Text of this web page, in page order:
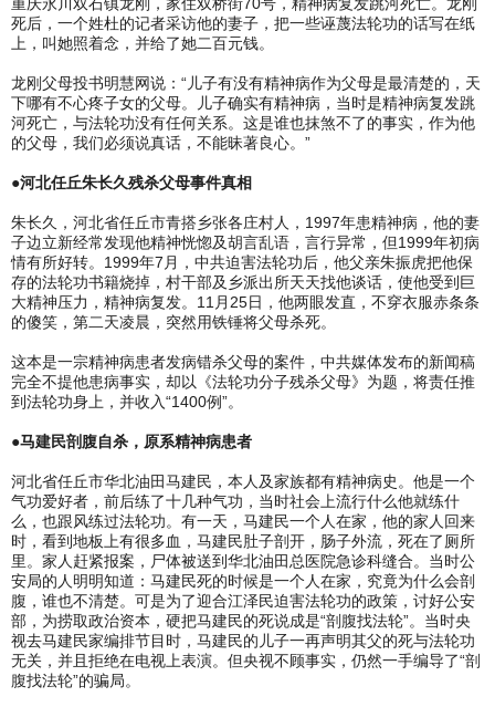
死后，一个姓杜的记者采访他的妻子，把一些诬蔑法轮功的话写在纸
上，叫她照着念，并给了她二百元钱。
龙刚父母投书明慧网说：“儿子有没有精神病作为父母是最清楚的，天
下哪有不心疼子女的父母。儿子确实有精神病，当时是精神病复发跳
河死亡，与法轮功没有任何关系。这是谁也抹煞不了的事实，作为他
的父母，我们必须说真话，不能昧著良心。”
●河北任丘朱长久残杀父母事件真相
朱长久，河北省任丘市青搭乡张各庄村人，1997年患精神病，他的妻
子边立新经常发现他精神恍惚及胡言乱语，言行异常，但1999年初病
情有所好转。1999年7月，中共迫害法轮功后，他父亲朱振虎把他保
存的法轮功书籍烧掉，村干部及乡派出所天天找他谈话，使他受到巨
大精神压力，精神病复发。11月25日，他两眼发直，不穿衣服赤条条
的傻笑，第二天凌晨，突然用铁锤将父母杀死。
这本是一宗精神病患者发病错杀父母的案件，中共媒体发布的新闻稿
完全不提他患病事实，却以《法轮功分子残杀父母》为题，将责任推
到法轮功身上，并收入“1400例”。
●马建民剖腹自杀，原系精神病患者
河北省任丘市华北油田马建民，本人及家族都有精神病史。他是一个
气功爱好者，前后练了十几种气功，当时社会上流行什么他就练什
么，也跟风练过法轮功。有一天，马建民一个人在家，他的家人回来
时，看到地板上有很多血，马建民肚子剖开，肠子外流，死在了厕所
里。家人赶紧报案，尸体被送到华北油田总医院急诊科缝合。当时公
安局的人明明知道：马建民死的时候是一个人在家，究竟为什么会剖
腹，谁也不清楚。可是为了迎合江泽民迫害法轮功的政策，讨好公安
部，为捞取政治资本，硬把马建民的死说成是“剖腹找法轮”。当时央
视去马建民家编排节目时，马建民的儿子一再声明其父的死与法轮功
无关，并且拒绝在电视上表演。但央视不顾事实，仍然一手编导了“剖
腹找法轮”的骗局。